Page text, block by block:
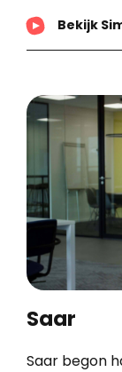
Bekijk
Saar
Saar begon